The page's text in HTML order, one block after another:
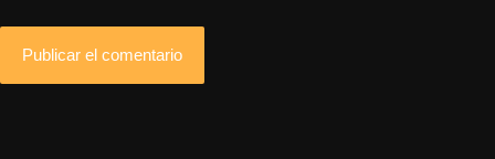
Publicar el comentario